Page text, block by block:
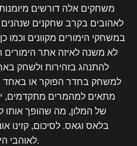
משחקים אלה דורשים
לאהובים בקרב שחקנים
להתנהג בזהירות ולשחק
למשחק בחדר הפוקר או באחד
מתאים למהמרים מתקדמים,
של המלון, מה שהופך אותו
בלאס וגאס. לסיכום, קזינו
לאוהבי הימורים ומשחקי מזל בכל העולם.